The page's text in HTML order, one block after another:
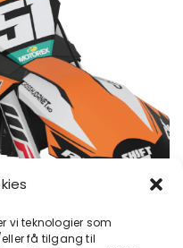
vi teknologier som
få tilgang til